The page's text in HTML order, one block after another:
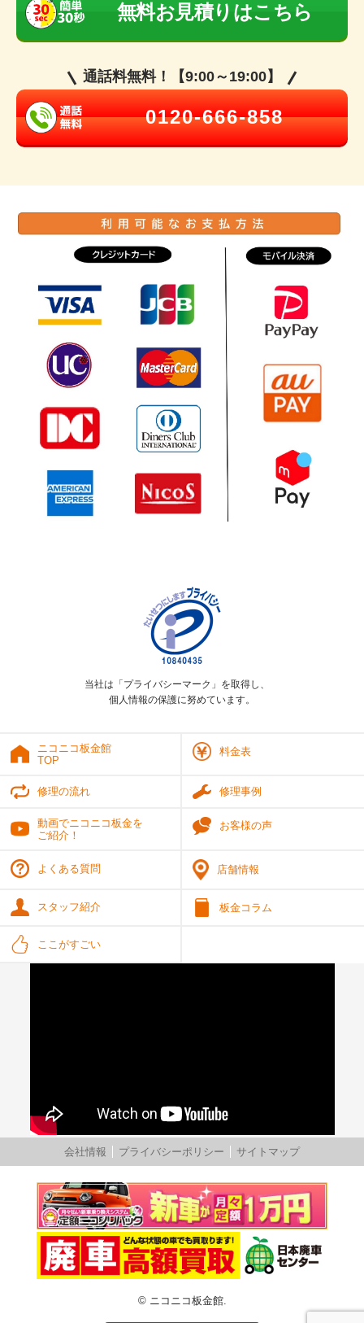
無料お見積りはこちら
通話料無料！【9:00～19:00】
0120-666-858
当社は「プライバシーマーク」を取得し、
個人情報の保護に努めています。
ニコニコ板金館
TOP
料金表
修理の流れ 修理事例
動画でニコニコ板金を
ご紹介！
お客様の声
よくある質問 店舗情報
スタッフ紹介 板金コラム
ここがすごい
会社情報 プライバシーポリシー サイトマップ
© ニコニコ板金館.